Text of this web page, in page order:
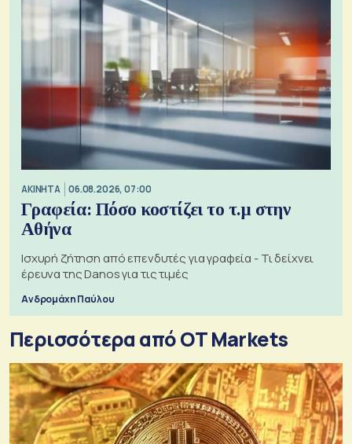
ΑΚΙΝΗΤΑ 06.08.2026, 07:00
Γραφεία: Πόσο κοστίζει το τ.μ στην
Αθήνα
Ισχυρή ζήτηση από επενδυτές για γραφεία - Τι δείχνει
έρευνα της Danos για τις τιμές
Ανδρομάχη Παύλου
Περισσότερα από OT Markets